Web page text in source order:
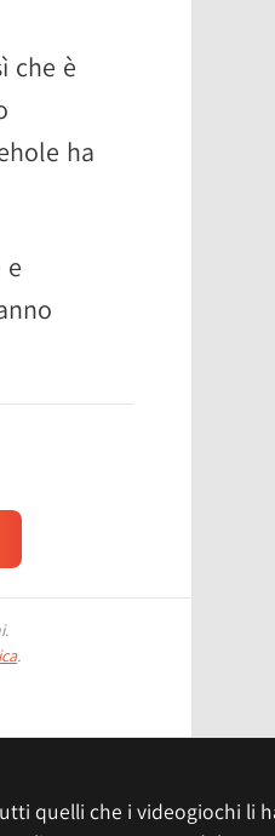
che è
ha
e
.
quelli che i videogiochi li